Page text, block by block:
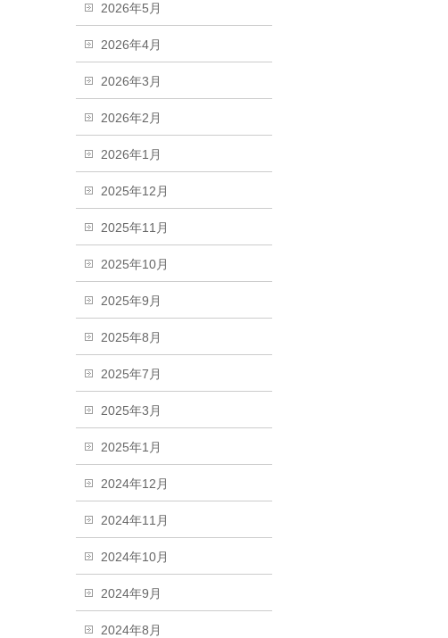
2026年5月
2026年4月
2026年3月
2026年2月
2026年1月
2025年12月
2025年11月
2025年10月
2025年9月
2025年8月
2025年7月
2025年3月
2025年1月
2024年12月
2024年11月
2024年10月
2024年9月
2024年8月